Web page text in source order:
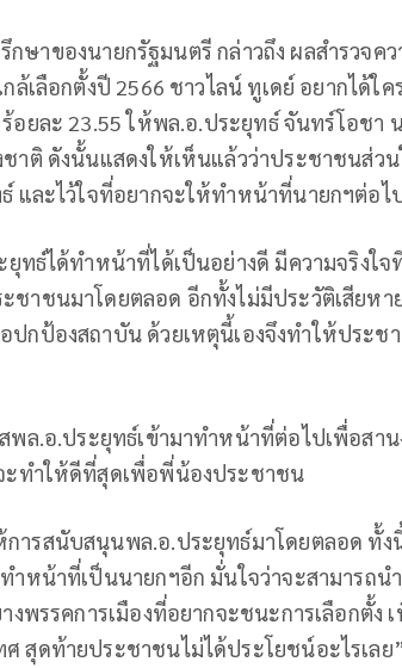
กษาของนายกรัฐมนตรี กล่าวถึง ผลสำรวจค
เลือกตั้งปี 2566 ชาวไลน์ ทูเดย์ อยากได้ใค
ยละ 23.55 ให้พล.อ.ประยุทธ์ จันทร์โอชา
าติ ดังนั้นแสดงให้เห็นแล้วว่าประชาชนส่ว
และไว้ใจที่อยากจะให้ทำหน้าที่นายกฯต่อไ
ยุทธ์ได้ทำหน้าที่ได้เป็นอย่างดี มีความจริงใ
าชนมาโดยตลอด อีกทั้งไม่มีประวัติเสียหา
กป้องสถาบัน ด้วยเหตุนี้เองจึงทำให้ประชา
พล.อ.ประยุทธ์เข้ามาทำหน้าที่ต่อไปเพื่อสา
ะทำให้ดีที่สุดเพื่อพี่น้องประชาชน
ารสนับสนุนพล.อ.ประยุทธ์มาโดยตลอด ทั้ง
ำหน้าที่เป็นนายกฯอีก มั่นใจว่าจะสามารถน
พรรคการเมืองที่อยากจะชนะการเลือกตั้ง เ
สุดท้ายประชาชนไม่ได้ประโยชน์อะไรเลย